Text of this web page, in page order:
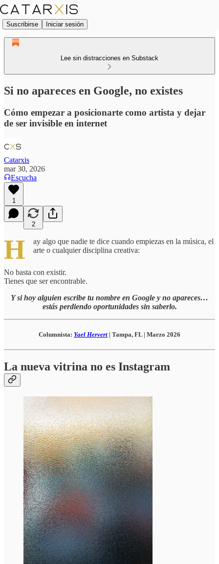
Suscribirse Iniciar sesión
Lee sin distracciones en Substack
Si no apareces en Google, no existes
Cómo empezar a posicionarte como artista y dejar
de ser invisible en internet
Catarxis
mar 30, 2026
Escucha
1
2
H
ay algo que nadie te dice cuando empiezas en la música, el
arte o cualquier disciplina creativa:
No basta con existir.
Tienes que ser encontrable.
Y si hoy alguien escribe tu nombre en Google y no apareces…
estás perdiendo oportunidades sin saberlo.
Columnista: Yael Hervert | Tampa, FL | Marzo 2026
La nueva vitrina no es Instagram